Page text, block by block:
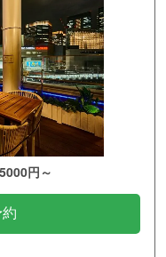
円～